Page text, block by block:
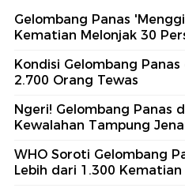
Gelombang Panas
Kematian Melonjak 30
Kondisi Gelombang
2.700 Orang Tewas
Ngeri! Gelombang Panas
Kewalahan Tampung
WHO Soroti Gelombang
Lebih dari 1.300 Kematian